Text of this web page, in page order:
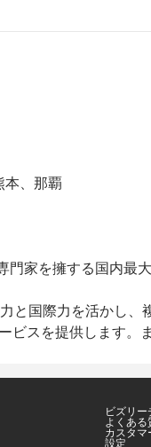
本、那覇
家を擁する国内最
国際力を活かし、
スを提供します。
ビズリー
よくある
カスタマ
設定